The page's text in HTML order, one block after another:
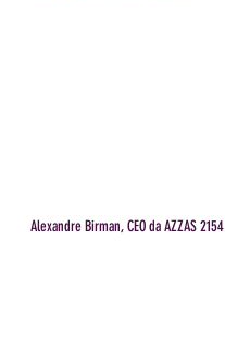
Alexandre Birman, CEO da AZZAS 2154